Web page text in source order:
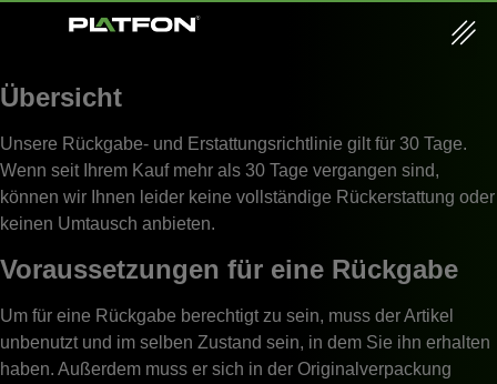
Übersicht
Unsere Rückgabe- und Erstattungsrichtlinie gilt für 30 Tage.
Wenn seit Ihrem Kauf mehr als 30 Tage vergangen sind,
können wir Ihnen leider keine vollständige Rückerstattung oder
keinen Umtausch anbieten.
Voraussetzungen für eine Rückgabe
Um für eine Rückgabe berechtigt zu sein, muss der Artikel
unbenutzt und im selben Zustand sein, in dem Sie ihn erhalten
haben. Außerdem muss er sich in der Originalverpackung